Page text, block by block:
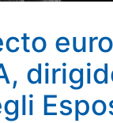
lanza una
de los
comunicación